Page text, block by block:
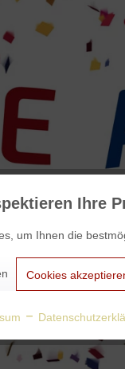
Ihre
um Ihnen die
Cookies